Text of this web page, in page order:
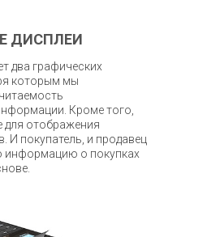
ДИСПЛЕИ
два графических
которым мы
Кроме того,
для отображения
И покупатель, и продавец
информацию о покупках